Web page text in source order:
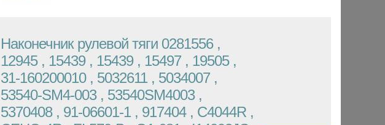
Наконечник рулевой тяги 0281556 ,
12945 , 15439 , 15439 , 15497 , 19505 ,
31-160200010 , 5032611 , 5034007 ,
53540-SM4-003 , 53540SM4003 ,
5370408 , 91-06601-1 , 917404 , C4044R ,